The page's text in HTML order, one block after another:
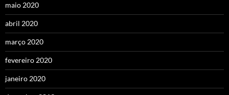
maio 2020
abril 2020
março 2020
fevereiro 2020
janeiro 2020